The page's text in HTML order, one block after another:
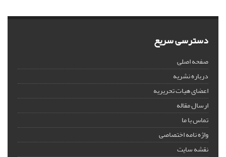
دسترسی سریع
صفحه اصلی
درباره نشریه
اعضای هیات تحریریه
ارسال مقاله
تماس با ما
واژه نامه اختصاصی
نقشه سایت